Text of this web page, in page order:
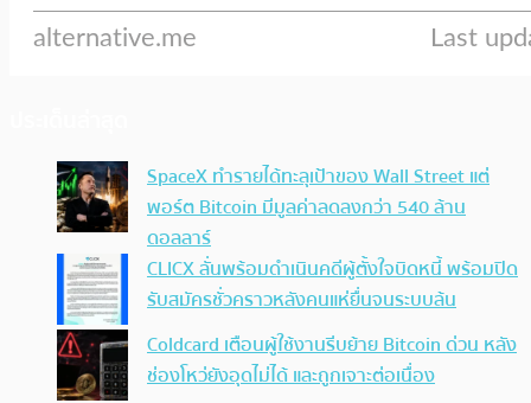
SpaceX ทำรายได้ทะลุเป้าของ Wall Street แต่
พอร์ต Bitcoin มีมูลค่าลดลงกว่า 540 ล้าน
ดอลลาร์
CLICX ลั่นพร้อมดำเนินคดีผู้ตั้งใจบิดหนี้ พร้อมปิด
รับสมัครชั่วคราวหลังคนแห่ยื่นจนระบบล้น
Coldcard เตือนผู้ใช้งานรีบย้าย Bitcoin ด่วน หลัง
ช่องโหว่ยังอุดไม่ได้ และถูกเจาะต่อเนื่อง